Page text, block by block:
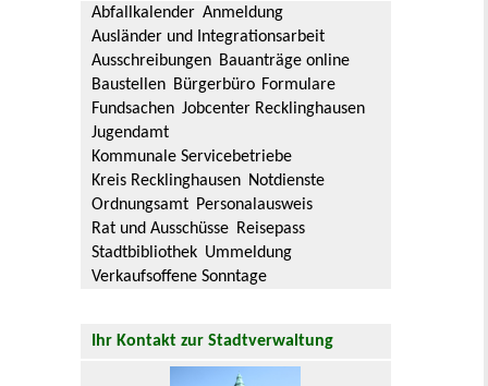
Abfallkalender Anmeldung
Ausländer und Integrationsarbeit
Ausschreibungen Bauanträge online
Baustellen Bürgerbüro Formulare
Fundsachen Jobcenter Recklinghausen
Jugendamt
Kommunale Servicebetriebe
Kreis Recklinghausen Notdienste
Ordnungsamt Personalausweis
Rat und Ausschüsse Reisepass
Stadtbibliothek Ummeldung
Verkaufsoffene Sonntage
Ihr Kontakt zur Stadtverwaltung